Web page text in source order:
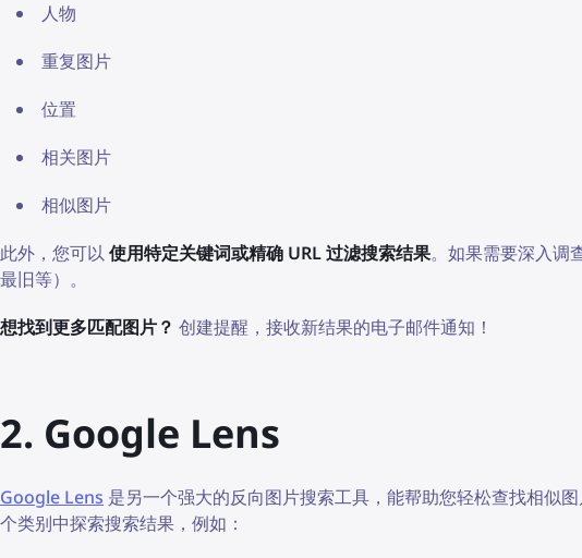
人物
重复图片
位置
相关图片
相似图片
此外，您可以使用特定关键词或精确 URL 过滤搜索结果。如果需要深入调
最旧等）。
想找到更多匹配图片？ 创建提醒，接收新结果的电子邮件通知！
2. Google Lens
Google Lens 是另一个强大的反向图片搜索工具，能帮助您轻松查找相似
个类别中探索搜索结果，例如：